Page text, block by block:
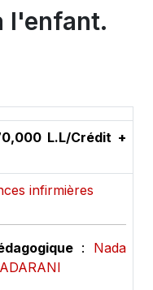
l'enfant.
L.L/Crédit +
infirmières
: Nada